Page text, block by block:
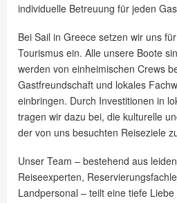
individuelle Betreuung für jeden
Bei Sail in Greece setzen wir uns
Tourismus ein. Alle unsere Boote
werden von einheimischen Crews
Gastfreundschaft und lokales
einbringen. Durch Investitionen in
tragen wir dazu bei, die kulturelle
der von uns besuchten Reiseziele
Unser Team – bestehend aus
Reiseexperten,
Landpersonal – teilt eine tiefe